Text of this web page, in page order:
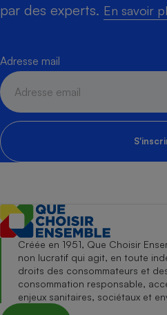
par des experts. En savoir
Adresse mail
Créée en 1951, Que Choisir
non lucratif qui agit, en toute
droits des consommateurs et
consommation responsable,
enjeux sanitaires, sociétaux et